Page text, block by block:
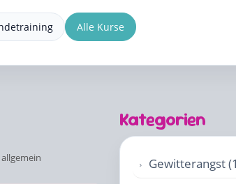
Alle Kurse
Kategorien
Gewitterangst